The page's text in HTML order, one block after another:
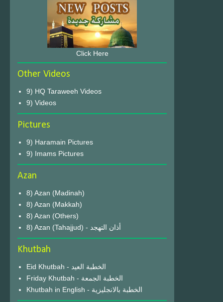
Click Here
Other Videos
9) HQ Taraweeh Videos
9) Videos
Pictures
9) Haramain Pictures
9) Imams Pictures
Azan
8) Azan (Madinah)
8) Azan (Makkah)
8) Azan (Others)
8) Azan (Tahajjud) - أذان التهجد
Khutbah
Eid Khutbah - الخطبة العيد
Friday Khutbah - الخطبة الجمعة
Khutbah in English - الخطبة بالانجليزية